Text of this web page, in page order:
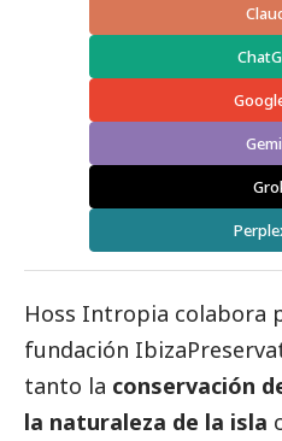
Hoss Intropia colabora
fundación
tanto la conservación
la naturaleza de la isla